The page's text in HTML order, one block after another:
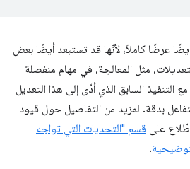
لا تقدّم Long Tasks API أيضًا عرضًا كاملاً، لأنّها قد تستبعد أيضًا بعض
مثل المعالجة، في مهام منفصلة
التنفيذ السابق الذي أدّى إلى هذا التعديل
بدقة. لمزيد من التفاصيل حول قيود
على قسم "التحديات التي تواجه
.